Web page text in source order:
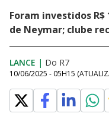
Foram investidos
de Neymar; clube
LANCE | Do R7
10/06/2025 - 05H15